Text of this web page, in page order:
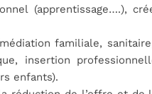
(apprentissage….),
familiale,
insertion
enfants).